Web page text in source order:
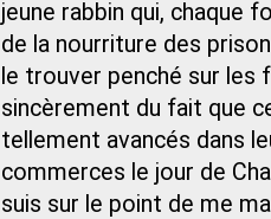
jeune rabbin qui, chaque
de la nourriture des
le trouver penché sur les
sincèrement du fait que
tellement avancés dans
commerces le jour de
suis sur le point de me